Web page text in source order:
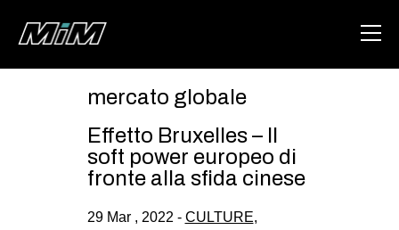
HOME
ABOUT
DEGENERAZIONE
mercato globale
Effetto Bruxelles – Il
soft power europeo di
fronte alla sfida cinese
29 Mar , 2022 - CULTURE,